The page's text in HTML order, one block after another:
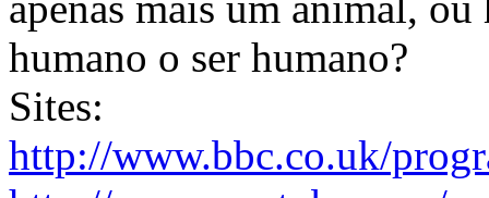
humano o ser humano?
Sites:
http://www.bbc.co.uk/